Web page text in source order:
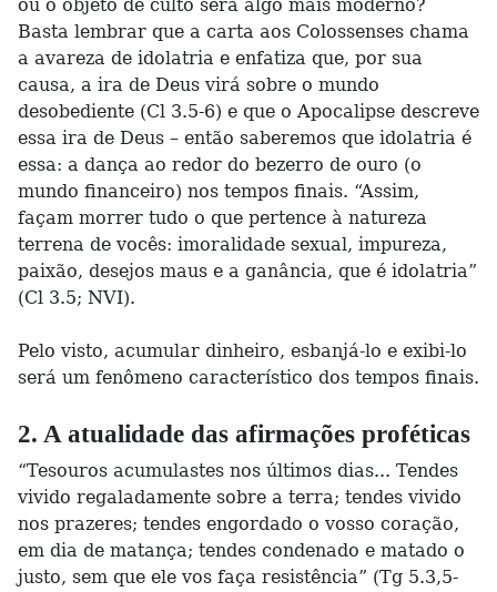
ou o objeto de culto será algo mais moderno?
Basta lembrar que a carta aos Colossenses chama
a avareza de idolatria e enfatiza que, por sua
causa, a ira de Deus virá sobre o mundo
desobediente (Cl 3.5-6) e que o Apocalipse descreve
essa ira de Deus – então saberemos que idolatria é
essa: a dança ao redor do bezerro de ouro (o
mundo financeiro) nos tempos finais. “Assim,
façam morrer tudo o que pertence à natureza
terrena de vocês: imoralidade sexual, impureza,
paixão, desejos maus e a ganância, que é idolatria”
(Cl 3.5; NVI).
Pelo visto, acumular dinheiro, esbanjá-lo e exibi-lo
será um fenômeno característico dos tempos finais.
2. A atualidade das afirmações proféticas
“Tesouros acumulastes nos últimos dias... Tendes
vivido regaladamente sobre a terra; tendes vivido
nos prazeres; tendes engordado o vosso coração,
em dia de matança; tendes condenado e matado o
justo, sem que ele vos faça resistência” (Tg 5.3,5-